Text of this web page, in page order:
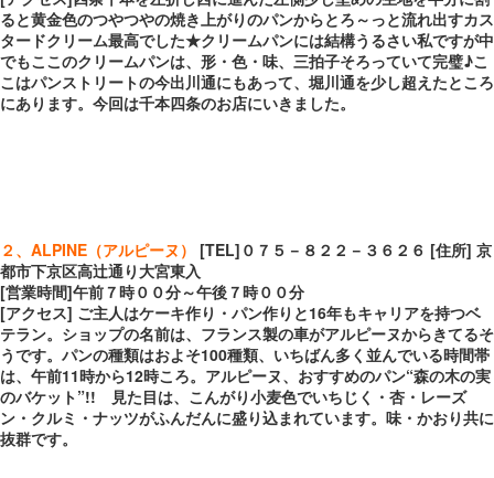
ると黄金色のつやつやの焼き上がりのパンからとろ～っと流れ出すカス
タードクリーム最高でした★クリームパンには結構うるさい私ですが中
でもここのクリームパンは、形・色・味、三拍子そろっていて完璧♪こ
こはパンストリートの今出川通にもあって、堀川通を少し超えたところ
にあります。今回は千本四条のお店にいきました。
２、ALPINE（アルピーヌ）
[TEL]０７５－８２２－３６２６ [住所] 京
都市下京区高辻通り大宮東入
[営業時間]午前７時００分～午後７時００分
[アクセス] ご主人はケーキ作り・パン作りと16年もキャリアを持つベ
テラン。ショップの名前は、フランス製の車がアルピーヌからきてるそ
うです。パンの種類はおよそ100種類、いちばん多く並んでいる時間帯
は、午前11時から12時ころ。アルピーヌ、おすすめのパン“森の木の実
のバケット”!! 見た目は、こんがり小麦色でいちじく・杏・レーズ
ン・クルミ・ナッツがふんだんに盛り込まれています。味・かおり共に
抜群です。